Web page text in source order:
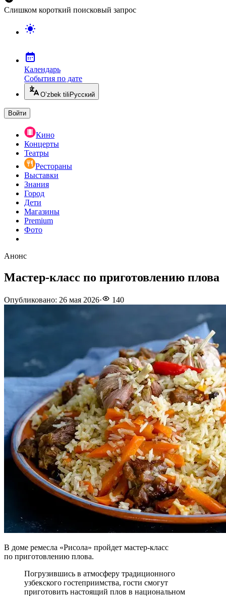
Слишком короткий поисковый запрос
Календарь
События по дате
O’zbek tili Русский
Войти
Кино
Концерты
Театры
Рестораны
Выставки
Знания
Город
Дети
Магазины
Premium
Фото
Анонс
Мастер-класс по приготовлению плова
Опубликовано: 26 мая 2026· 140
В доме ремесла «Рисола» пройдет мастер-класс
по приготовлению плова.
Погрузившись в атмосферу традиционного
узбекского гостеприимства, гости смогут
приготовить настоящий плов в национальном